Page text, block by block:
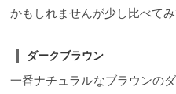
かもしれませんが少し比べてみ
ダークブラウン
一番ナチュラルなブラウンの